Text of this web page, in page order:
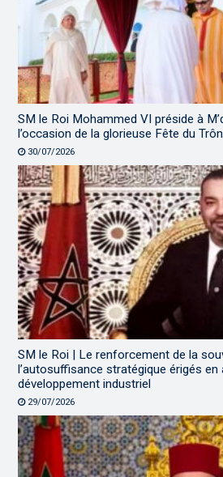
SM le Roi Mohammed VI préside à
l’occasion de la glorieuse Fête du
30/07/2026
SM le Roi | Le renforcement de la
l’autosuffisance stratégique érigés en
développement industriel
29/07/2026